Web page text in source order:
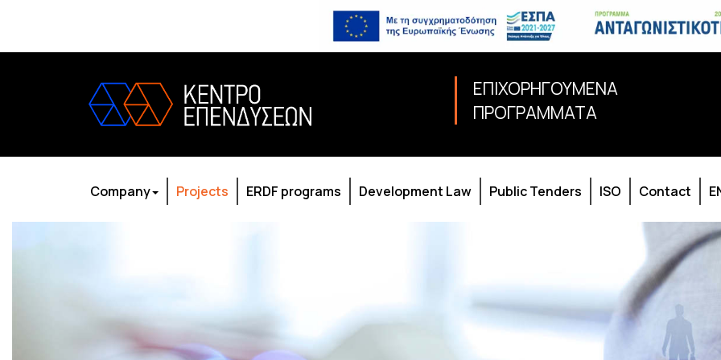
ΕΠΙΧΟΡΗΓΟΥΜΕΝΑ
ΠΡΟΓΡΑΜΜΑΤΑ
Company Projects ERDF programs Development Law Public Tenders ISO Contact